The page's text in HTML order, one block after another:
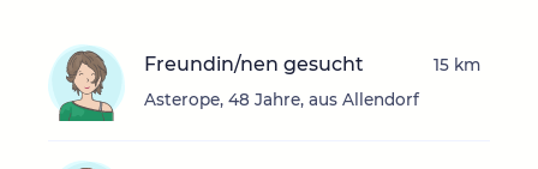
Freundin/nen gesucht
Asterope, 48 Jahre, aus Allendorf
15 km